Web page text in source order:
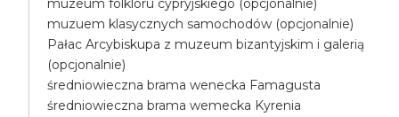
muzeum folkloru cypryjskiego (opcjonalnie)
muzuem klasycznych samochodów (opcjonalnie)
Pałac Arcybiskupa z muzeum bizantyjskim i galerią
(opcjonalnie)
średniowieczna brama wenecka Famagusta
średniowieczna brama wemecka Kyrenia